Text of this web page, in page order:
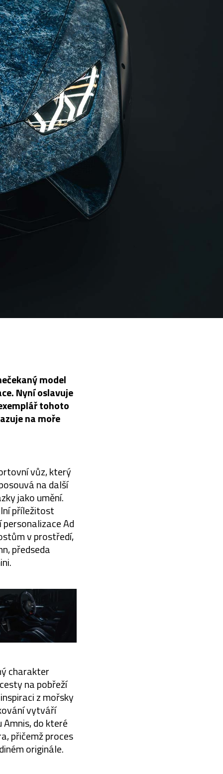
model
Nyní oslavuje
tohoto
na moře
vůz, který
na další
jako umění.
příležitost
Ad
v prostředí,
předseda
charakter
na pobřeží
z mořsky
vytváří
do které
přičemž proces
originále.